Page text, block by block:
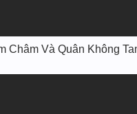
Châm Và Quân Không